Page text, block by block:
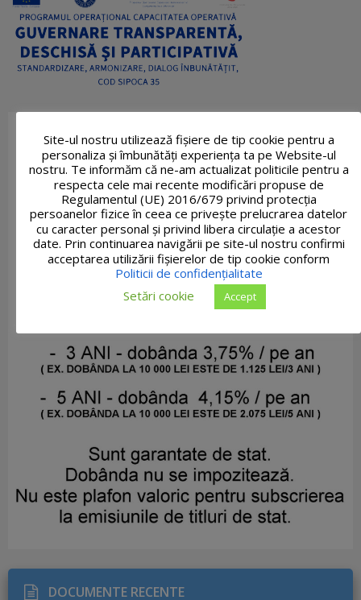
DOCUMENTE RECENTE
Site-ul nostru utilizează fişiere de tip cookie pentru a
personaliza și îmbunătăți experiența ta pe Website-ul
nostru. Te informăm că ne-am actualizat politicile pentru a
respecta cele mai recente modificări propuse de
Regulamentul (UE) 2016/679 privind protecția
persoanelor fizice în ceea ce privește prelucrarea datelor
cu caracter personal și privind libera circulație a acestor
date. Prin continuarea navigării pe site-ul nostru confirmi
acceptarea utilizării fişierelor de tip cookie conform
Politicii de confidențialitate
Setări cookie
Accept